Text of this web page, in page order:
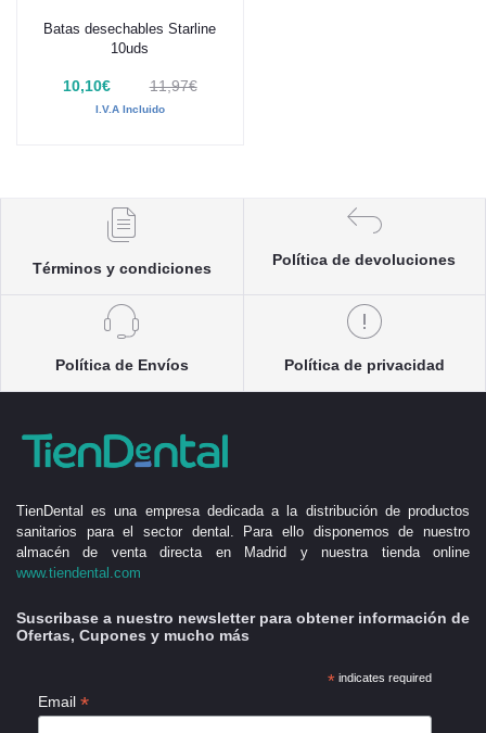
Añadir al carrito
Batas desechables Starline
10uds
10,10€ 11,97€
I.V.A Incluido
Términos y condiciones
Política de devoluciones
Política de Envíos Política de privacidad
TienDental es una empresa dedicada a la distribución de productos
sanitarios para el sector dental. Para ello disponemos de nuestro
almacén de venta directa en Madrid y nuestra tienda online
www.tiendental.com
Suscribase a nuestro newsletter para obtener información de
Ofertas, Cupones y mucho más
*indicates required
Email *